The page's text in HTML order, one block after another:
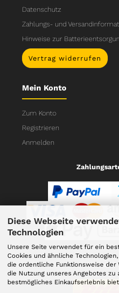
Diese Webseite
Technologien
Unsere Seite verwendet für ein
Cookies und ähnliche
die ordentliche Funktionsweise der
die Nutzung unseres Angebotes zu
bestmögliches Einkaufserlebnis
Datenschutz
Zahlungs- und
Hinweise zur
Vertrag widerrufen
Mein Konto
Zum Konto
Registrieren
Anmelden
Versand